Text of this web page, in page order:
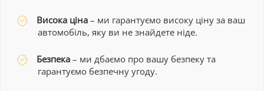
Висока ціна– ми гарантуємо високу ціну за ваш
автомобіль, яку ви не знайдете ніде.
Безпека– ми дбаємо про вашу безпеку та
гарантуємо безпечну угоду.